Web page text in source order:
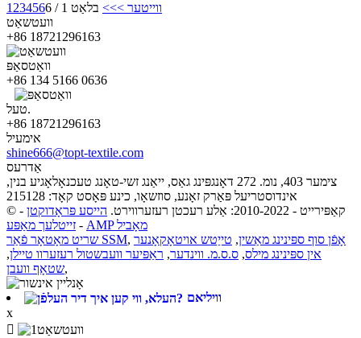
1 23456 ווייטער >>> בלאַט 1 / 6
וועטשאַט
+86 18721296163
וואַטסאַפּ
+86 134 5166 0636
טעל.
+86 18721296163
אימעיל
shine666@topt-textile.com
אַדרעס
צימער 403, נומ. 272 ​​דאָנגפּינג גאַס, ייאַנג זשי-טאָנג טעכנאָלאָגיע בנין,
אינדוסטריעל פּאַרק זאָנע, סוזשאָו, כינע פּאָסט קאָד: 215128
© קאַפּירייט - 2010-2022: אַלע רעכטן רעזערווירט.
הייסע פּראָדוקטן -
זייטלעך מאַפּע -
AMP מאָביל
שריט מאָטאָר פֿאַר SSM, אָפֿן סוף ספּינינג מאַשין, טייַטש אויטאָקאָנער
אין ספּינינג מילס, ס.ס.מ. ווינדער, ראַפּיער וועבשטול רעזערוו טיילן,
שטאָף וועבן,
וויליאם
x
